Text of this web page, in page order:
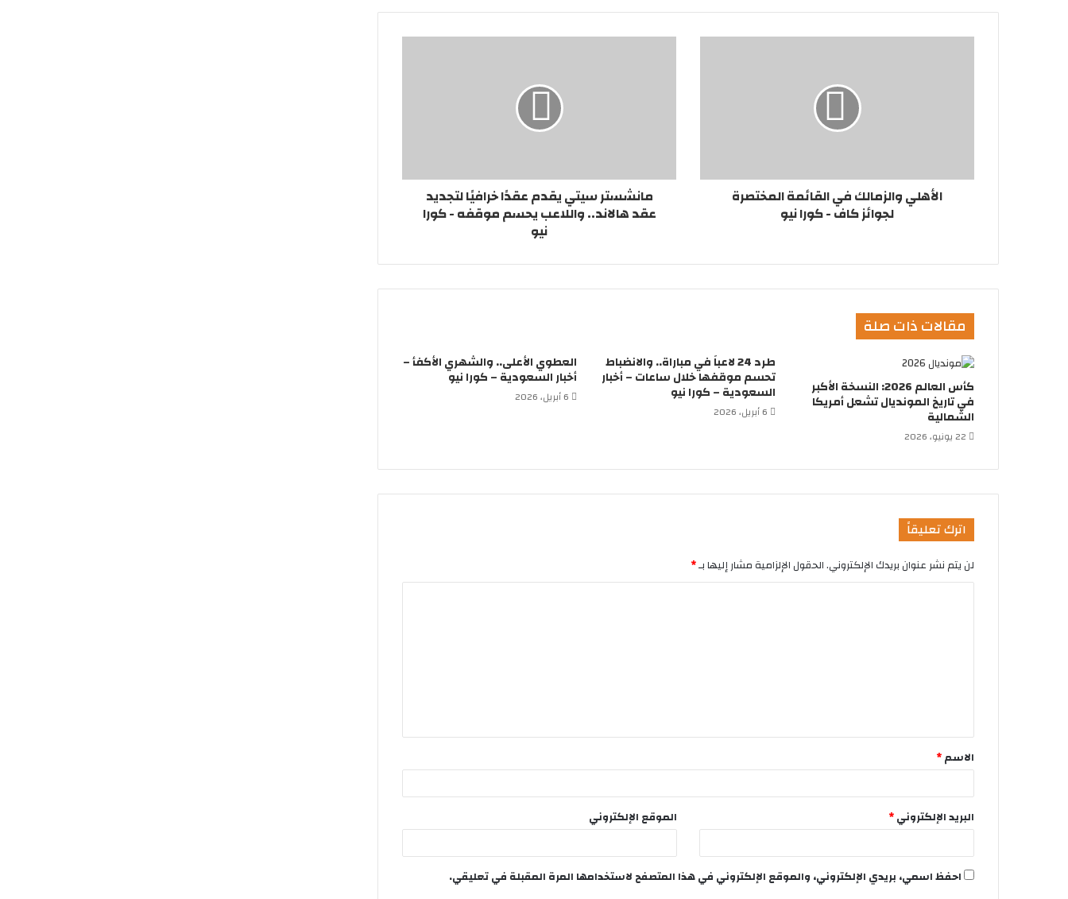
الأهلي والزمالك في القائمة المختصرة
لجوائز كاف - كورا نيو
مانشستر سيتي يقدم عقدًا خرافيًا لتجديد
عقد هالاند.. واللاعب يحسم موقفه - كورا
نيو
مقالات ذات صلة
كأس العالم 2026: النسخة الأكبر
في تاريخ المونديال تشعل أمريكا
الشمالية
22 يونيو، 2026
طرد 24 لاعباً في مباراة.. والانضباط
تحسم موقفها خلال ساعات – أخبار
السعودية – كورا نيو
6 أبريل، 2026
العطوي الأعلى.. والشهري الأكفأ –
أخبار السعودية – كورا نيو
6 أبريل، 2026
اترك تعليقاً
لن يتم نشر عنوان بريدك الإلكتروني.الحقول الإلزامية مشار إليها بـ*
الاسم*
البريد الإلكتروني* الموقع الإلكتروني
احفظ اسمي، بريدي الإلكتروني، والموقع الإلكتروني في هذا المتصفح لاستخدامها المرة المقبلة في تعليقي.